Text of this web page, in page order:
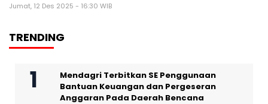
Jumat, 12 Des 2025 - 16:30 WIB
TRENDING
Mendagri Terbitkan SE Penggunaan
Bantuan Keuangan dan Pergeseran
Anggaran Pada Daerah Bencana